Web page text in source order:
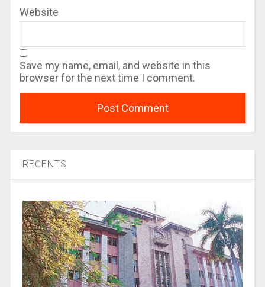
Website
Save my name, email, and website in this
browser for the next time I comment.
RECENTS